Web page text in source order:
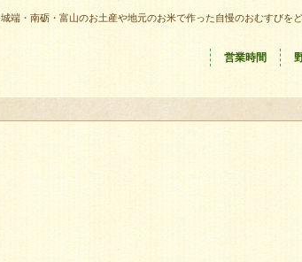
城端・南砺・富山のお土産や地元のお米で作った自慢のおむすびを
営業時間